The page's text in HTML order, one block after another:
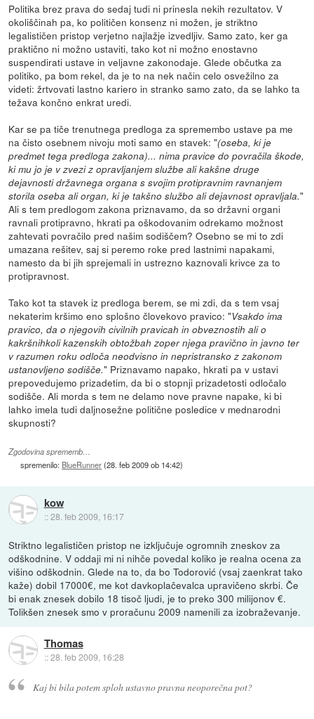
Politika brez prava do sedaj tudi ni prinesla nekih rezultatov. V
okoliščinah pa, ko političen konsenz ni možen, je striktno
legalističen pristop verjetno najlažje izvedljiv. Samo zato, ker ga
praktično ni možno ustaviti, tako kot ni možno enostavno
suspendirati ustave in veljavne zakonodaje. Glede občutka za
politiko, pa bom rekel, da je to na nek način celo osvežilno za
videti: žrtvovati lastno kariero in stranko samo zato, da se lahko ta
težava končno enkrat uredi.
Kar se pa tiče trenutnega predloga za spremembo ustave pa me
na čisto osebnem nivoju moti samo en stavek: "(oseba, ki je
predmet tega predloga zakona)... nima pravice do povračila škode,
ki mu jo je v zvezi z opravljanjem službe ali kakšne druge
dejavnosti državnega organa s svojim protipravnim ravnanjem
storila oseba ali organ, ki je takšno službo ali dejavnost opravljala."
Ali s tem predlogom zakona priznavamo, da so državni organi
ravnali protipravno, hkrati pa oškodovanim odrekamo možnost
zahtevati povračilo pred našim sodiščem? Osebno se mi to zdi
umazana rešitev, saj si peremo roke pred lastnimi napakami,
namesto da bi jih sprejemali in ustrezno kaznovali krivce za to
protipravnost.
Tako kot ta stavek iz predloga berem, se mi zdi, da s tem vsaj
nekaterim kršimo eno splošno človekovo pravico: "Vsakdo ima
pravico, da o njegovih civilnih pravicah in obveznostih ali o
kakršnihkoli kazenskih obtožbah zoper njega pravično in javno ter
v razumen roku odloča neodvisno in nepristransko z zakonom
ustanovljeno sodišče." Priznavamo napako, hkrati pa v ustavi
prepovedujemo prizadetim, da bi o stopnji prizadetosti odločalo
sodišče. Ali morda s tem ne delamo nove pravne napake, ki bi
lahko imela tudi daljnosežne politične posledice v mednarodni
skupnosti?
Zgodovina sprememb…
spremenilo: BlueRunner(28. feb 2009 ob 14:42)
kow
::28. feb 2009, 16:17
Striktno legalističen pristop ne izključuje ogromnih zneskov za
odškodnine. V oddaji mi ni nihče povedal koliko je realna ocena za
višino odškodnin. Glede na to, da bo Todorović (vsaj zaenkrat tako
kaže) dobil 17000€, me kot davkoplačevalca upravičeno skrbi. Če
bi enak znesek dobilo 18 tisoč ljudi, je to preko 300 milijonov €.
Tolikšen znesek smo v proračunu 2009 namenili za izobraževanje.
Thomas
::28. feb 2009, 16:28
Kaj bi bila potem sploh ustavno pravna neoporečna pot?